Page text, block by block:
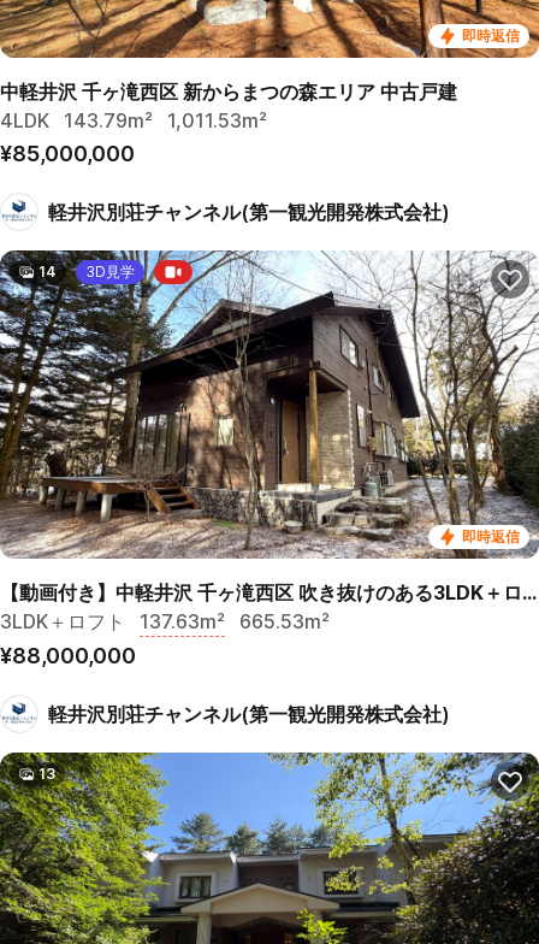
即時返信
中軽井沢 千ヶ滝西区 新からまつの森エリア 中古戸建
4LDK
143.79m² 1,011.53m²
¥85,000,000
軽井沢別荘チャンネル(第一観光開発株式会社)
即時返信
14 3D見学
【動画付き】中軽井沢 千ヶ滝西区 吹き抜けのある3LDK＋ロフト 中古戸建
3LDK＋ロフト
137.63m² 665.53m²
¥88,000,000
軽井沢別荘チャンネル(第一観光開発株式会社)
13